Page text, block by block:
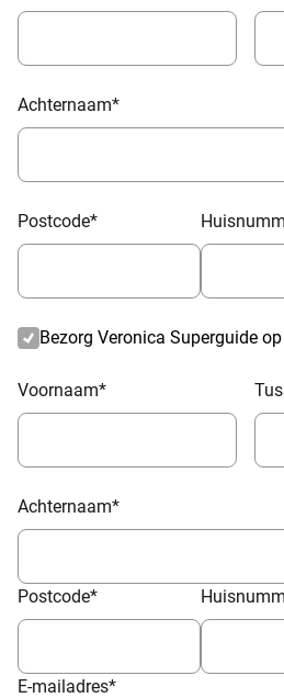
Achternaam*
Postcode*
Bezorg Veronica Superguide
Voornaam*
Achternaam*
Postcode*
E-mailadres*